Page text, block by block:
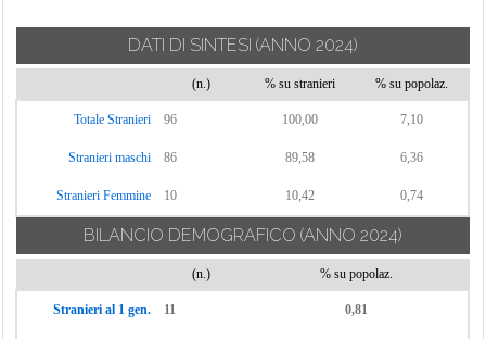
DATI DI SINTESI (ANNO 2024)
(n.) % su stranieri % su popolaz.
Totale Stranieri 96 100,00 7,10
Stranieri maschi 86 89,58 6,36
Stranieri Femmine 10 10,42 0,74
BILANCIO DEMOGRAFICO (ANNO 2024)
(n.) % su popolaz.
Stranieri al 1 gen. 11 0,81